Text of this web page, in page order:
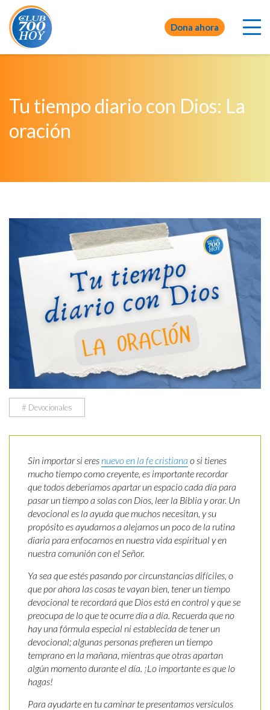
Dona ahora
Tu tiempo diario con Dios: La
oración
# Devocionales
Sin importar si eres nuevo en la fe cristiana o si tienes
mucho tiempo como creyente, es importante recordar
que todos deberíamos apartar un espacio cada día para
pasar un tiempo a solas con Dios, leer la Biblia y orar. Un
devocional es la ayuda que muchos necesitan, y su
propósito es ayudarnos a alejarnos un poco de la rutina
diaria para enfocarnos en nuestra vida espiritual y en
nuestra comunión con el Señor.
Ya sea que estés pasando por circunstancias difíciles, o
que por ahora las cosas te vayan bien, tener un tiempo
devocional te recordará que Dios está en control y que se
preocupa de lo que te ocurre día a día. Recuerda que no
hay una fórmula especial ni establecida de tener un
devocional; algunas personas prefieren un tiempo
temprano en la mañana, mientras que otras apartan
algún momento durante el día. ¡Lo importante es que lo
hagas!
Para ayudarte en tu caminar te presentamos versículos